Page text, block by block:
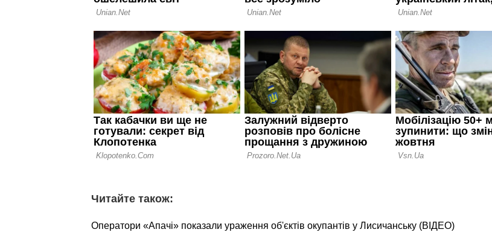
Читайте також:
Оператори «Апачі» показали ураження об'єктів окупантів у Лисичанську (ВІДЕО)